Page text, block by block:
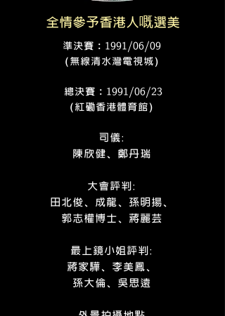
全情參予香港人嘅選美
準決賽﹕1991/06/09
（無線清水灣電視城）
總決賽﹕1991/06/23
（紅磡香港體育館）
司儀:
陳欣健、鄭丹瑞
大會評判:
田北俊、成龍、孫明揚、
郭志權博士、蔣麗芸
最上鏡小姐評判 :
蔣家驊、李美鳳、
孫大倫、吳思遠